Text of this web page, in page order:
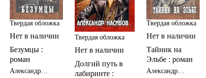
Твердая обложка
Нет в наличии
Безумцы :
роман
Александр
Твердая обложка
Нет в наличии
Долгий путь в
лабиринте :
Твердая обложка
Нет в наличии
Тайник на
Эльбе : роман
Александр